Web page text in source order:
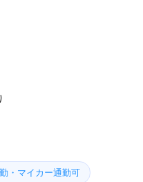
・マイカー通勤可